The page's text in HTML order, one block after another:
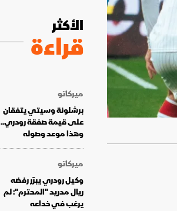
الأكثر
قراءة
ميركاتو
برشلونة وسيتي يتفقان
على قيمة صفقة رودري..
وهذا موعد وصوله
ميركاتو
وكيل رودري يبرّر رفضه
ريال مدريد "المحترم": لم
يرغب في خداعه